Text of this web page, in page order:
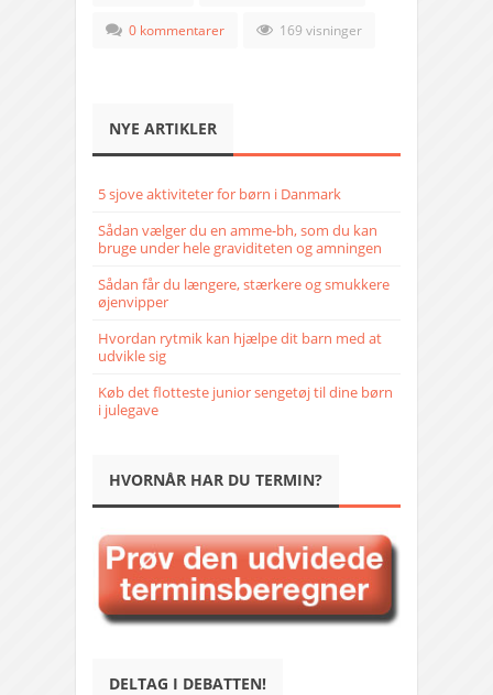
0 kommentarer 169 visninger
NYE ARTIKLER
5 sjove aktiviteter for børn i Danmark
Sådan vælger du en amme-bh, som du kan
bruge under hele graviditeten og amningen
Sådan får du længere, stærkere og smukkere
øjenvipper
Hvordan rytmik kan hjælpe dit barn med at
udvikle sig
Køb det flotteste junior sengetøj til dine børn
i julegave
HVORNÅR HAR DU TERMIN?
DELTAG I DEBATTEN!